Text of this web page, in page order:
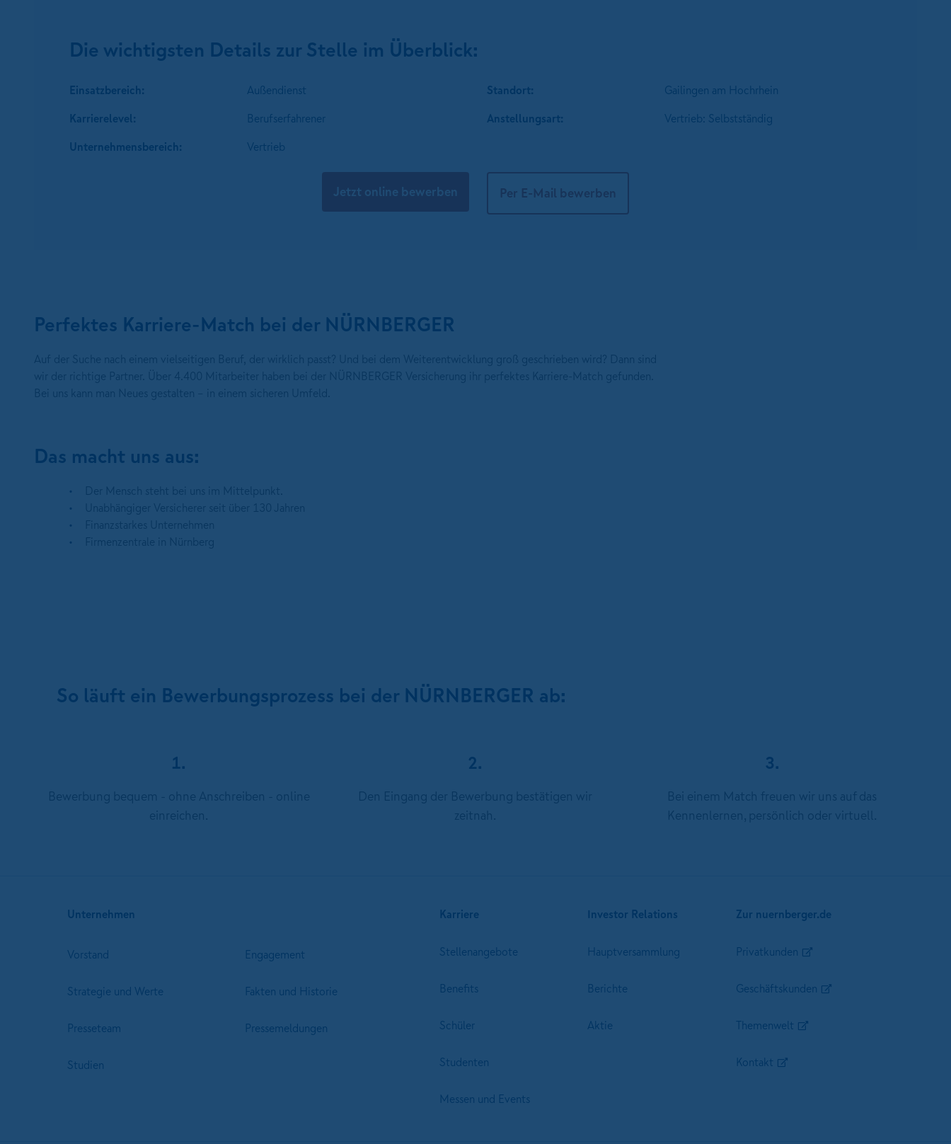
Die wichtigsten Details zur Stelle im Überblick:
Einsatzbereich:
Außendienst
Karrierelevel:
Berufserfahrener
Unternehmens­bereich:
Vertrieb
Standort:
Gailingen am Hochrhein
Anstellungsart:
Vertrieb: Selbstständig
Jetzt online bewerben Per E-Mail bewerben
Perfektes Karriere-Match bei der NÜRNBERGER
Das macht uns aus:
So läuft ein Bewerbungsprozess bei der NÜRNBERGER ab:
1. 2. 3.
Unternehmen
Vorstand Engagement
Strategie und Werte Fakten und Historie
Presseteam Pressemeldungen
Studien
Karriere
Stellenangebote
Benefits
Schüler
Studenten
Messen und Events
Investor Relations
Hauptversammlung
Berichte
Aktie
Zur nuernberger.de
Privatkunden
Geschäftskunden
Themenwelt
Kontakt